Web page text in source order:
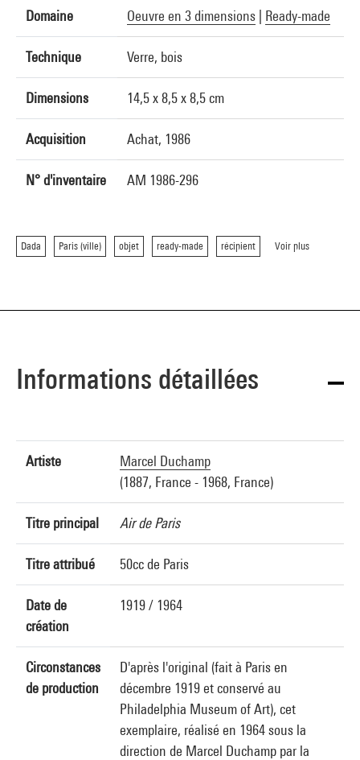
Domaine Oeuvre en 3 dimensions Ready-made
Technique Verre, bois
Dimensions 14,5 x 8,5 x 8,5 cm
Acquisition Achat, 1986
N° d'inventaire AM 1986-296
Dada Paris (ville) objet ready-made récipient Voir plus
Informations détaillées
Artiste
Marcel Duchamp
(1887, France - 1968, France)
Titre principal Air de Paris
Titre attribué 50cc de Paris
Date de
création
1919 / 1964
Circonstances
de production
D'après l'original (fait à Paris en
décembre 1919 et conservé au
Philadelphia Museum of Art), cet
exemplaire, réalisé en 1964 sous la
direction de Marcel Duchamp par la